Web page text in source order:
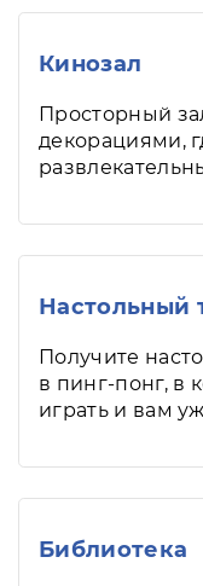
Кинозал
Просторный
декорациями,
Настольный
Получите
в пинг-понг, в
играть и вам
Библиотека